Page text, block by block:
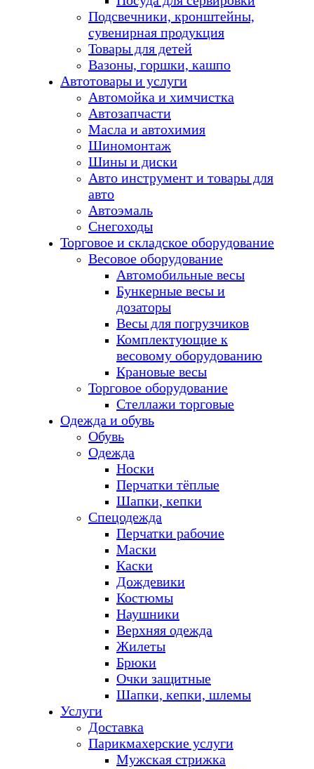
Подсвечники, кронштейны,
сувенирная продукция
Товары для детей
Вазоны, горшки, кашпо
Автотовары и услуги
Автомойка и химчистка
Автозапчасти
Масла и автохимия
Шиномонтаж
Шины и диски
Авто инструмент и товары для
авто
Автоэмаль
Снегоходы
Торговое и складское оборудование
Весовое оборудование
Автомобильные весы
Бункерные весы и
дозаторы
Весы для погрузчиков
Комплектующие к
весовому оборудованию
Крановые весы
Торговое оборудование
Стеллажи торговые
Одежда и обувь
Обувь
Одежда
Носки
Перчатки тёплые
Шапки, кепки
Спецодежда
Перчатки рабочие
Маски
Каски
Дождевики
Костюмы
Наушники
Верхняя одежда
Жилеты
Брюки
Очки защитные
Шапки, кепки, шлемы
Услуги
Доставка
Парикмахерские услуги
Мужская стрижка